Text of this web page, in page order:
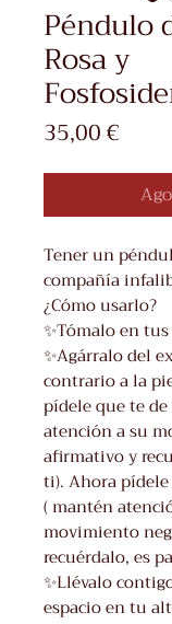
Péndulo
Rosa y
35,00 €Precio
Tener un
compañía
¿Cómo usarlo?
✨Tómalo en
✨Agárralo del
contrario a la
pídele que te
atención a su
afirmativo y
ti). Ahora
( mantén
movimiento
recuérdalo, es
✨Llévalo
espacio en tu